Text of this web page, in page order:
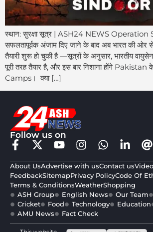
स्थान: सुरक्षा सूत्र | ASH24 NEWS
सफलतापूर्वक अंजाम दिए जाने के बाद अब भारत की ओर से
तैयारी शुरू हो चुकी है —सूत्रों के अनुसार, भारतीय
पूरी तरह तैयार है, और इस बार निशाना होंगे
Camps। क्या […]
Follow us on
About UsAdvertise with usContact us
FeedbackSitemapPrivacy PolicyCode Of
Terms & ConditionsWeatherShopping
ASH Group
English News Our Team
Cricket
Food Technology Education
AMU News
Fact Check